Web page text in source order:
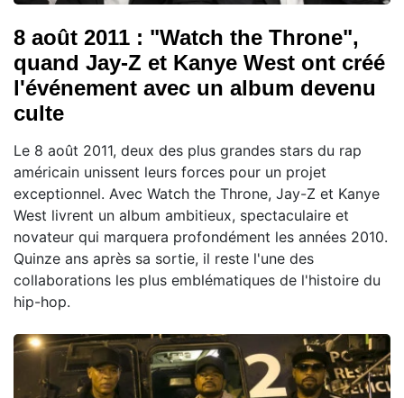
8 août 2011 : "Watch the Throne",
quand Jay-Z et Kanye West ont créé
l'événement avec un album devenu
culte
Le 8 août 2011, deux des plus grandes stars du rap
américain unissent leurs forces pour un projet
exceptionnel. Avec Watch the Throne, Jay-Z et Kanye
West livrent un album ambitieux, spectaculaire et
novateur qui marquera profondément les années 2010.
Quinze ans après sa sortie, il reste l'une des
collaborations les plus emblématiques de l'histoire du
hip-hop.